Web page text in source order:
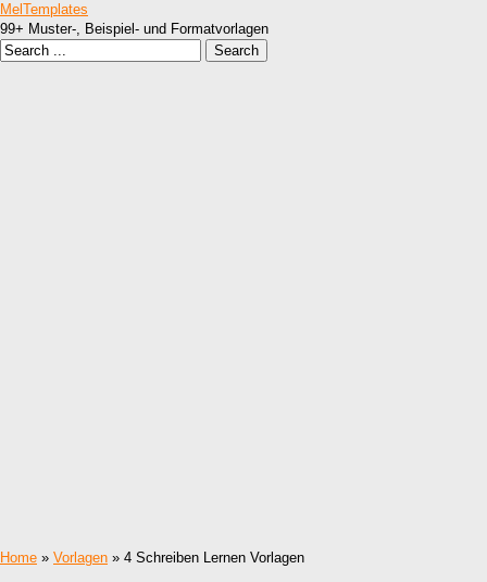
MelTemplates
99+ Muster-, Beispiel- und Formatvorlagen
Home » Vorlagen » 4 Schreiben Lernen Vorlagen